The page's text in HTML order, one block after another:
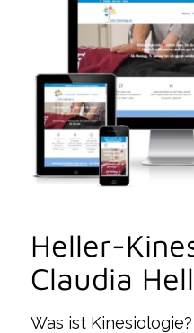
Heller-
Claudia
Was ist